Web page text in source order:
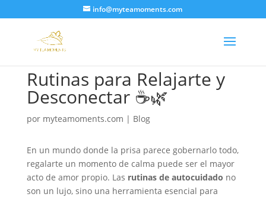
info@myteamoments.com
Rutinas para Relajarte y
Desconectar ☕🌿
por myteamoments.com | Blog
En un mundo donde la prisa parece gobernarlo todo,
regalarte un momento de calma puede ser el mayor
acto de amor propio. Las rutinas de autocuidado no
son un lujo, sino una herramienta esencial para